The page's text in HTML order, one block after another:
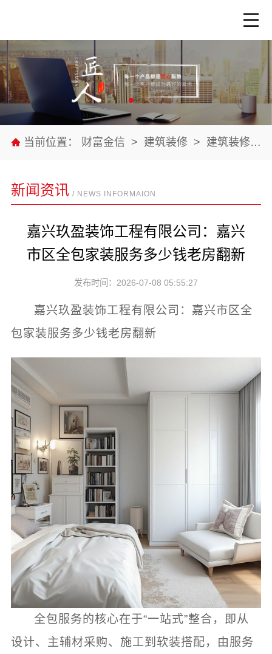
当前位置： 财富金信 > 建筑装修 > 建筑装修材料
新闻资讯 / NEWS INFORMAION
嘉兴玖盈装饰工程有限公司：嘉兴
市区全包家装服务多少钱老房翻新
发布时间：2026-07-08 05:55:27
嘉兴玖盈装饰工程有限公司：嘉兴市区全
包家装服务多少钱老房翻新
全包服务的核心在于“一站式”整合，即从
设计、主辅材采购、施工到软装搭配，由服务